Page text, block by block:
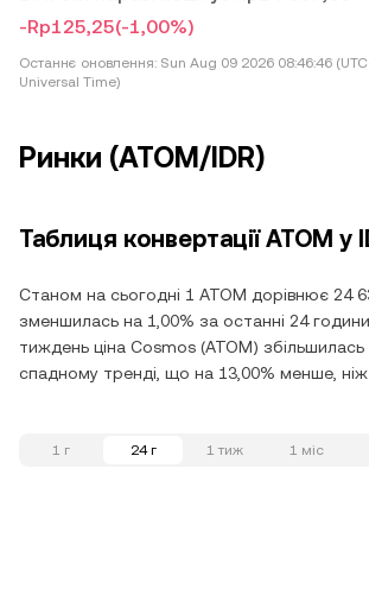
-Rp125,25(-1,00%)
Останнє оновлення: Sun Aug 09 2026 08:46:46
Universal Time)
Ринки (ATOM/IDR)
Таблиця конвертації ATOM у
Станом на сьогодні 1 ATOM дорівнює 24
зменшилась на 1,00% за останні 24
тиждень ціна Cosmos (ATOM) збільшилась
спадному тренді, що на 13,00% менше, ніж
1 г 24 г 1 тиж 1 міс